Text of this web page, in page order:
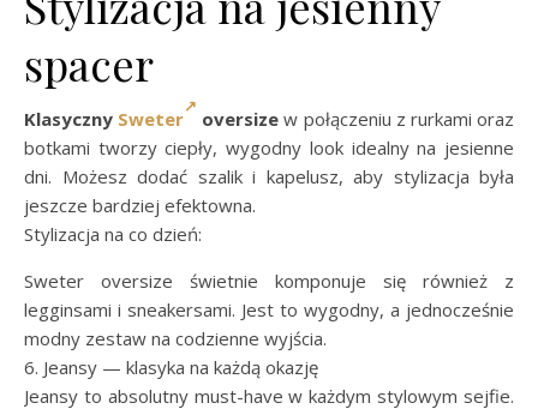
spacer
Klasyczny Sweter oversize w połączeniu z rurkami oraz
botkami tworzy ciepły, wygodny look idealny na jesienne
dni. Możesz dodać szalik i kapelusz, aby stylizacja była
jeszcze bardziej efektowna.
Stylizacja na co dzień:
Sweter oversize świetnie komponuje się również z
legginsami i sneakersami. Jest to wygodny, a jednocześnie
modny zestaw na codzienne wyjścia.
6. Jeansy — klasyka na każdą okazję
Jeansy to absolutny must-have w każdym stylowym sejfie.